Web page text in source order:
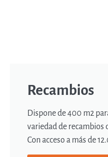
Recambios
Dispone de 400 m2
variedad de recambios
Con acceso a más de